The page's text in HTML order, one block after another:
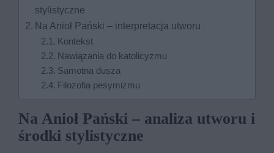
stylistyczne
Na Anioł Pański – interpretacja utworu
Kontekst
Nawiązania do katolicyzmu
Samotna dusza
Filozofia pesymizmu
Na Anioł Pański – analiza utworu i
środki stylistyczne